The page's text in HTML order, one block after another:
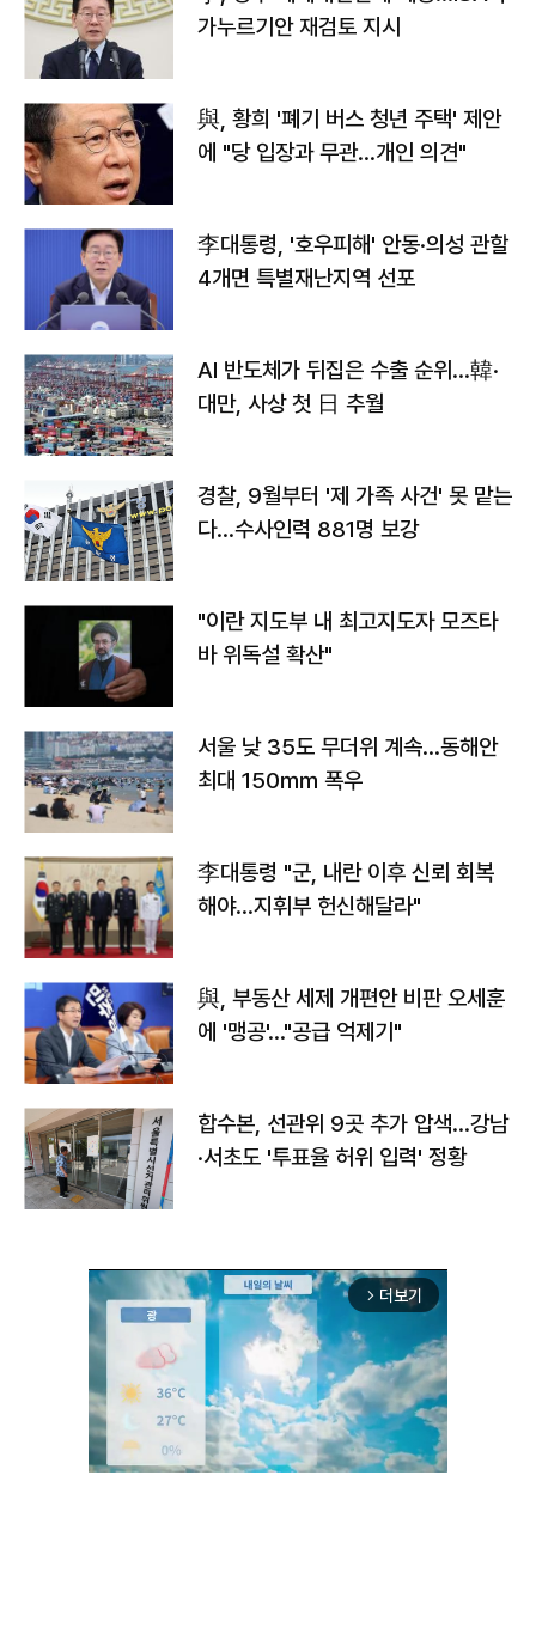
가누르기안 재검토 지시
與, 황희 '폐기 버스 청년 주택' 제안
에 "당 입장과 무관…개인 의견"
李대통령, '호우피해' 안동·의성 관할
4개면 특별재난지역 선포
AI 반도체가 뒤집은 수출 순위…韓·
대만, 사상 첫 日 추월
경찰, 9월부터 '제 가족 사건' 못 맡는
다…수사인력 881명 보강
"이란 지도부 내 최고지도자 모즈타
바 위독설 확산"
서울 낮 35도 무더위 계속…동해안
최대 150㎜ 폭우
李대통령 "군, 내란 이후 신뢰 회복
해야…지휘부 헌신해달라"
與, 부동산 세제 개편안 비판 오세훈
에 '맹공'…"공급 억제기"
합수본, 선관위 9곳 추가 압색…강남
·서초도 '투표율 허위 입력' 정황
arrow_forward_ios 더보기